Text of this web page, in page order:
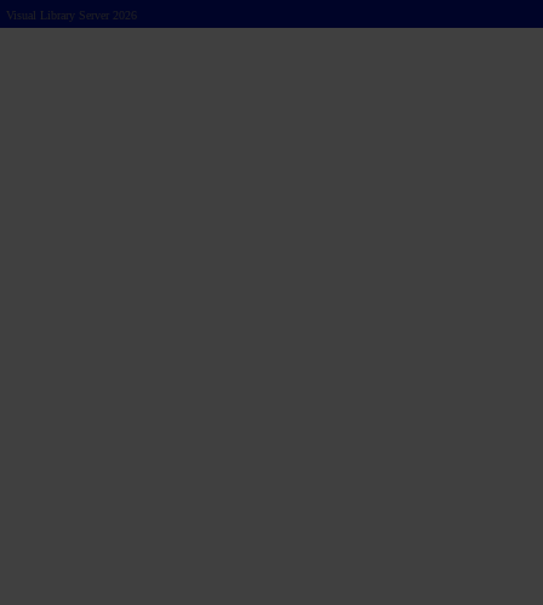
Visual Library Server 2026